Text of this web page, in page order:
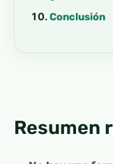
Conclusión
Resumen